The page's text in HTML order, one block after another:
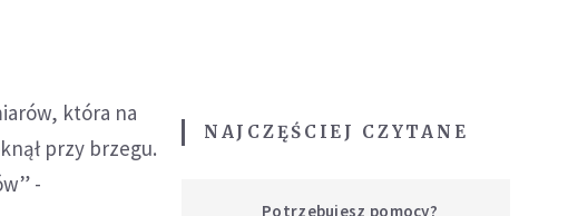
która na
przy brzegu.
-
NAJCZĘŚCIEJ CZYTANE
Potrzebujesz pomocy?